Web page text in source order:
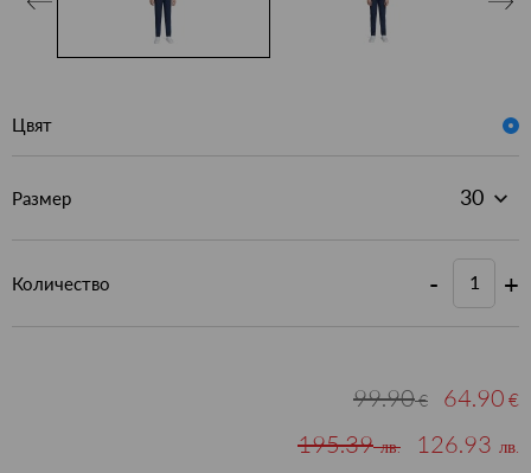
Цвят
Размер
Количество - +
99.90€ 64.90 €
195.39лв. 126.93 лв.